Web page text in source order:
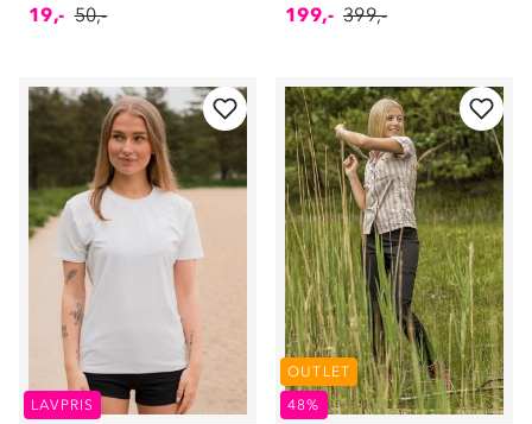
19,- 50,- 199,- 399,-
LAVPRIS
OUTLET
48%